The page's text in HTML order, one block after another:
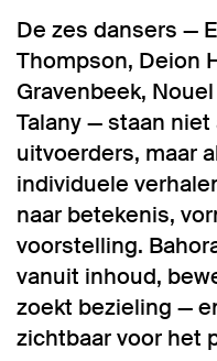
De zes dansers —
Thompson, Deion
Gravenbeek,
Talany — staan
uitvoerders, maar
individuele
naar betekenis,
voorstelling.
vanuit inhoud,
zoekt bezieling —
zichtbaar voor het